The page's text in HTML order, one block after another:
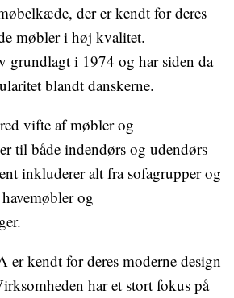
der er kendt for deres
møbler i høj kvalitet.
grundlagt i 1974 og har siden da
blandt danskerne.
vifte af møbler og
til både indendørs og udendørs
inkluderer alt fra sofagrupper og
og
er kendt for deres moderne design
har et stort fokus på